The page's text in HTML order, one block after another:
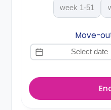
1-51 week
Move-